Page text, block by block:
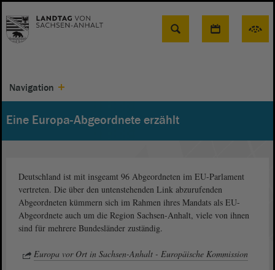
Suche
Navigation
Eine Europa-Abgeordnete erzählt
Deutschland ist mit insgeamt 96 Abgeordneten im EU-Parlament
vertreten. Die über den untenstehenden Link abzurufenden
Abgeordneten kümmern sich im Rahmen ihres Mandats als EU-
Abgeordnete auch um die Region Sachsen-Anhalt, viele von ihnen
sind für mehrere Bundesländer zuständig.
Europa vor Ort in Sachsen-Anhalt - Europäische Kommission